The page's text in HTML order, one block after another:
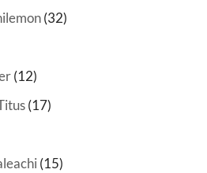
(32)
(12)
(17)
(15)